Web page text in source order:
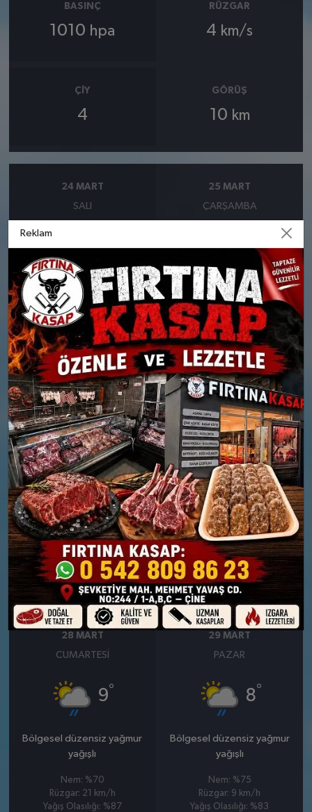
BASINÇ
1010 hpa
RÜZGAR
4 km/s
ÇIY
4
GÖRÜŞ
10 km
24 MART
SALI
9
Şiddetli yağmurlu
Nem: %84
Rüzgar: 12 km/h
Yağış Olasılığı: %91
25 MART
ÇARŞAMBA
8
Bölgesel düzensiz yağmur
yağışlı
Nem: %86
Rüzgar: 9 km/h
Yağış Olasılığı: %88
26 MART
PERŞEMBE
9°
Parçalı Bulutlu
Nem: %76
Rüzgar: 6 km/h
27 MART
CUMA
11°
Bölgesel düzensiz yağmur
yağışlı
Nem: %61
Rüzgar: 30 km/h
Yağış Olasılığı: %59
28 MART
CUMARTESI
9°
Bölgesel düzensiz yağmur
yağışlı
Nem: %70
Rüzgar: 21 km/h
Yağış Olasılığı: %87
29 MART
PAZAR
8°
Bölgesel düzensiz yağmur
yağışlı
Nem: %75
Rüzgar: 9 km/h
Yağış Olasılığı: %83
Reklam